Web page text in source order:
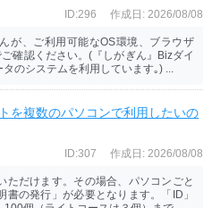
ID:296 作成日: 2026/08/08
が、ご利用可能なOS環境、ブラウザ
確認ください。(『しがぎん』Bizダイ
のシステムを利用しています｡) ...
を複数のパソコンで利用したいの
ID:307 作成日: 2026/08/08
ただけます。その場合、パソコンごと
書の発行」が必要となります。「ID」